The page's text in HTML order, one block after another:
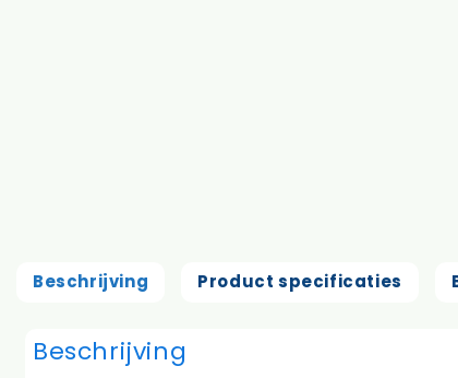
Beschrijving Product specificaties
Beschrijving